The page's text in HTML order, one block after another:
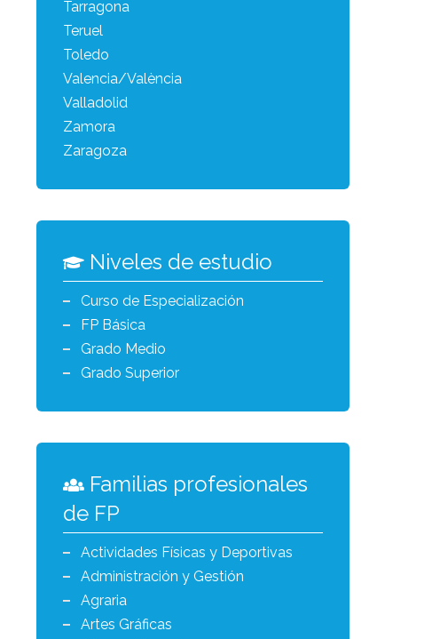
Tarragona
Teruel
Toledo
Valencia/València
Valladolid
Zamora
Zaragoza
Niveles de estudio
Curso de Especialización
FP Básica
Grado Medio
Grado Superior
Familias profesionales
de FP
Actividades Físicas y Deportivas
Administración y Gestión
Agraria
Artes Gráficas